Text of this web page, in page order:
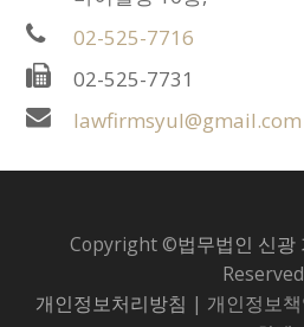
02-525-7716
02-525-7731
lawfirmsyul@gmail.com
Copyright ©법무법인 신광
개인정보처리방침 | 개인정보